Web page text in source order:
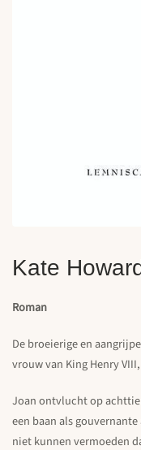
Kate
Roman
De broeierige en
vrouw van King Henry
Joan ontvlucht op
een baan als
niet kunnen vermoeden